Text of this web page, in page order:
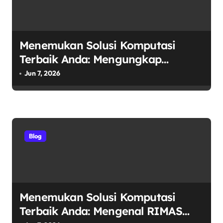
Menemukan Solusi Komputasi
Terbaik Anda: Mengungkap
Keunggulan Laptop GO sebagai
Tempat Beli Laptop Terpercaya
Jun 7, 2026
Blog
Menemukan Solusi Komputasi
Terbaik Anda: Mengenal RIMAS